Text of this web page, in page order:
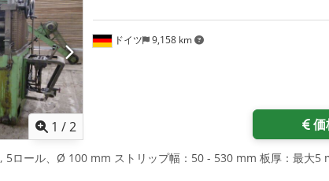
1 /2
ドイツ 9,158 km
価
, 5ロール、Ø 100 mm ストリップ幅：50 - 530 mm 板厚：最大5